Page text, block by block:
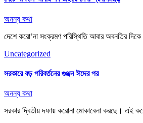
অনন্য কথা
দেশে করো’না সংক্রমণ পরিস্থিতি আবার অবনতির
Uncategorized
সরকারে বড় পরিবর্তনের গুঞ্জন ঈদের পর
অনন্য কথা
সরকার দ্বিতীয় দফায় করোনা মোকাবেলা করছে। এই